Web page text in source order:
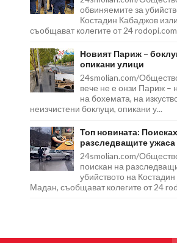
обвиняемите за
Костадин Кабаджов
съобщават колегите от 24
Новият Париж –
опикани улици
24smolian.com/
вече не е онзи Париж –
на бохемата, на
неизчистени боклуци, опикани у...
Топ новината:
разследващите
24smolian.com/
поискан на
убийството на
Мадан, съобщават колегите от 24